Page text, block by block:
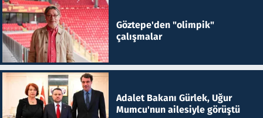
Göztepe'den "olimpik"
çalışmalar
Adalet Bakanı Gürlek, Uğur
Mumcu'nun ailesiyle görüştü